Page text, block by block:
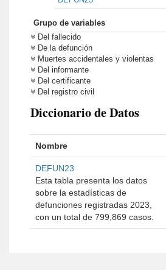
Grupo de variables
Del fallecido
De la defunción
Muertes accidentales y violentas
Del informante
Del certificante
Del registro civil
Diccionario de Datos
Nombre
DEFUN23
Esta tabla presenta los datos
sobre la estadísticas de
defunciones registradas 2023,
con un total de 799,869 casos.